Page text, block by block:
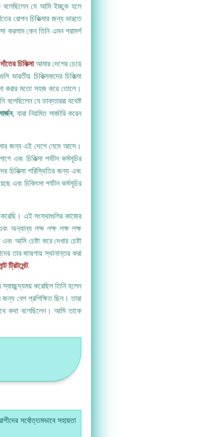
বলেছিলেন যে আমি ইচ্ছুক হলে
রোপন চিকিত্সার জন্য ভারতে
করলাম কেন তিনি এমন পরামর্শ
চিকিত্সাআমার দেশের চেয়ে
চিকিত্সকদের চিকিত্সা
করার মতো সহজ করে তোলে।
বলেছিলেন যে ডাক্তাররা যথেষ্ট
, যারা নিয়মিত সার্জারি করেন
জন্য এই দেশে নেমে আসে।
এবং চিকিত্সা পর্যটন কর্মসূচির
চিকিত্সা পরিস্থিতির জন্য এবং
এবং চিকিৎসা পর্যটন কর্মসূচির
এই সংস্থাগুলির কাজের
অন্যান্য লক্ষ লক্ষ লক্ষ লক্ষ
আমি চেষ্টা করে দেখার চেষ্টা
তার জায়গায় স্থানান্তর করা
ট্রিটমেন্ট.
করেছিল তিনি হলেন
জন্য বেশ প্রশিক্ষিত ছিল। তারা
কথা বলেছিলেন। আমি তাকে
সর্বোত্তমভাবে সহায়তা